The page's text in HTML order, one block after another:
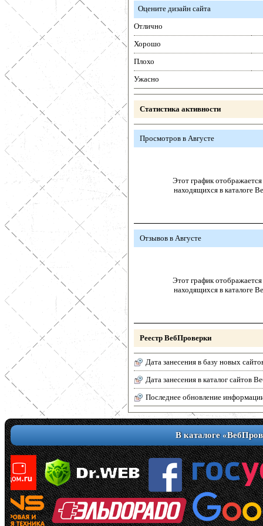
Оцените дизайн сайта
Отлично
Хорошо
Плохо
Ужасно
Статистика активности
Просмотров в Августе
Этот график отображается
находящихся в каталоге
Отзывов в Августе
Этот график отображается
находящихся в каталоге
Реестр ВебПроверки
Дата занесения в базу новых
Дата занесения в каталог сайтов
Последнее обновление
В каталоге